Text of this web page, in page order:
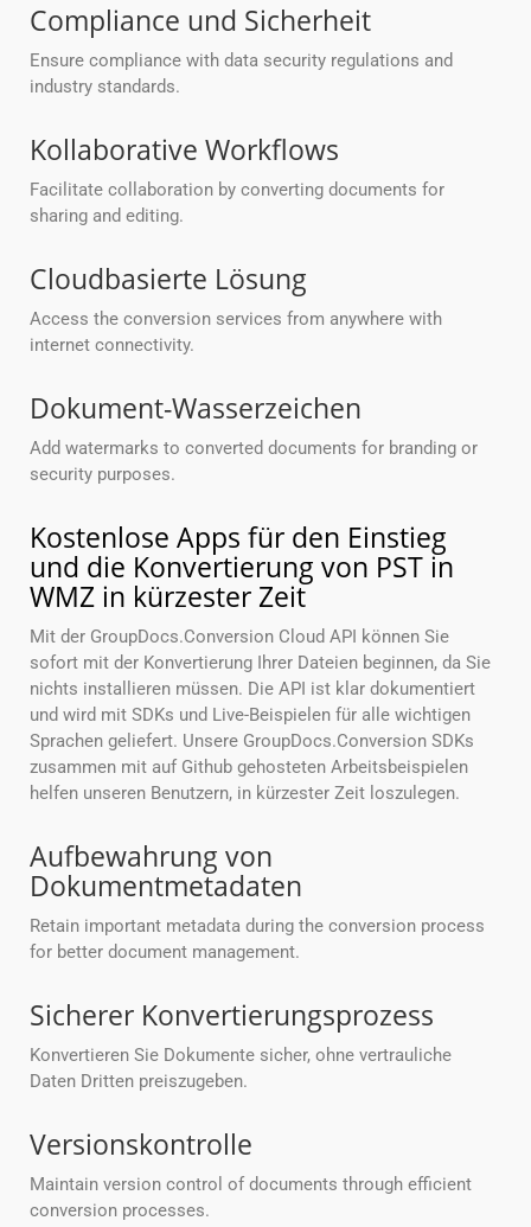
Compliance und Sicherheit
Ensure compliance with data security regulations and
industry standards.
Kollaborative Workflows
Facilitate collaboration by converting documents for
sharing and editing.
Cloudbasierte Lösung
Access the conversion services from anywhere with
internet connectivity.
Dokument-Wasserzeichen
Add watermarks to converted documents for branding or
security purposes.
Kostenlose Apps für den Einstieg
und die Konvertierung von PST in
WMZ in kürzester Zeit
Mit der GroupDocs.Conversion Cloud API können Sie
sofort mit der Konvertierung Ihrer Dateien beginnen, da Sie
nichts installieren müssen. Die API ist klar dokumentiert
und wird mit SDKs und Live-Beispielen für alle wichtigen
Sprachen geliefert. Unsere GroupDocs.Conversion SDKs
zusammen mit auf Github gehosteten Arbeitsbeispielen
helfen unseren Benutzern, in kürzester Zeit loszulegen.
Aufbewahrung von
Dokumentmetadaten
Retain important metadata during the conversion process
for better document management.
Sicherer Konvertierungsprozess
Konvertieren Sie Dokumente sicher, ohne vertrauliche
Daten Dritten preiszugeben.
Versionskontrolle
Maintain version control of documents through efficient
conversion processes.